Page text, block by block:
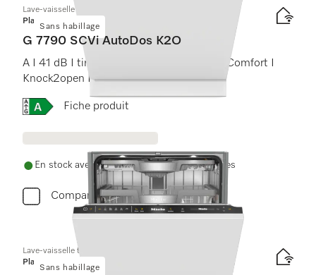
Sans habillage
Lave-vaisselle totalement intégrable
Platinum
G 7790 SCVi AutoDos K2O
A I 41 dB I tiroir à couverts I paniers MaxiComfort I
Knock2open I BrilliantLight
Online Label Flag, Etiquette énergétique
Fiche produit
En stock avec livraison et installation gratuites
Comparer
Sans habillage
Lave-vaisselle totalement intégrable XXL
Platinum